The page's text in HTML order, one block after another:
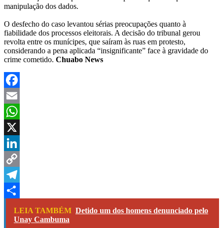
manipulação dos dados.
O desfecho do caso levantou sérias preocupações quanto à
fiabilidade dos processos eleitorais. A decisão do tribunal gerou
revolta entre os munícipes, que saíram às ruas em protesto,
considerando a pena aplicada “insignificante” face à gravidade do
crime cometido. Chuabo News
Facebook
Email
WhatsApp
X
LinkedIn
Copy
Link
Telegram
Share
LEIA TAMBÉM Detido um dos homens denunciado pelo
Unay Cambuma